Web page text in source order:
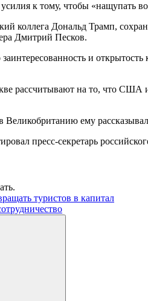
к тому, чтобы «нащупать
коллега Дональд Трамп,
Дмитрий Песков.
и
рассчитывают на то, что США
Великобританию ему
пресс-секретарь
туристов в капитал